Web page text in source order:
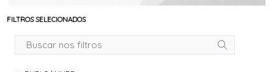
FILTROS SELECIONADOS